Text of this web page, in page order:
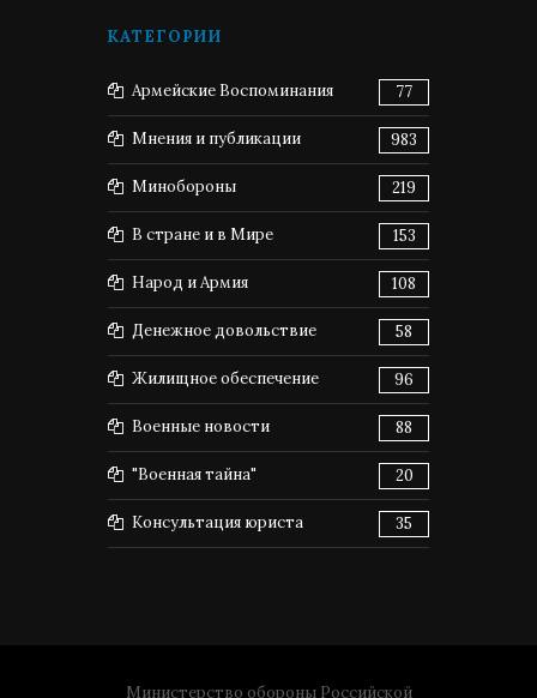
КАТЕГОРИИ
Армейские Воспоминания 77
Мнения и публикации 983
Минобороны 219
В стране и в Мире 153
Народ и Армия 108
Денежное довольствие 58
Жилищное обеспечение 96
Военные новости 88
"Военная тайна" 20
Консультация юриста 35
Министерство обороны Российской